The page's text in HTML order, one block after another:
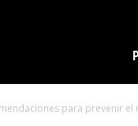
para prevenir